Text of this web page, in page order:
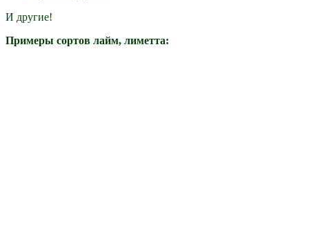
И другие!
Примеры сортов лайм, лиметта: